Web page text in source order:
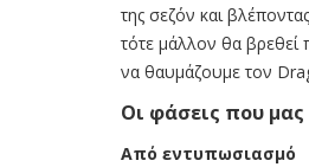
της σεζόν και
τότε μάλλον θα βρεθεί
να θαυμάζουμε τον
Οι φάσεις που
Από εντυπωσιασμό